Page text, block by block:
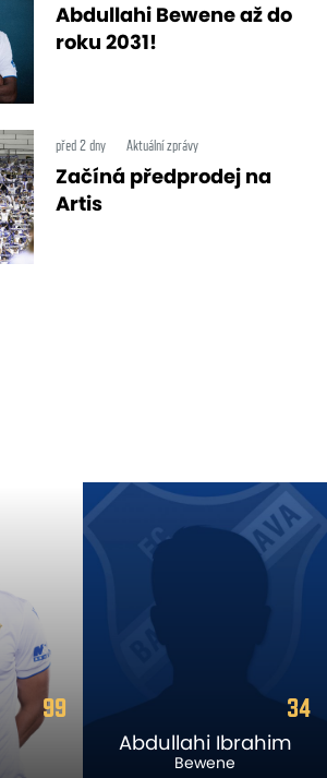
Abdullahi Bewene až do
roku 2031!
před 2 dny Aktuální zprávy
Začíná předprodej na
Artis
99 34
Abdullahi Ibrahim
Bewene